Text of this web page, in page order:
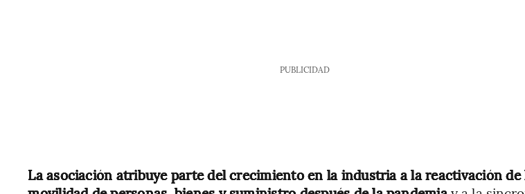
PUBLICIDAD
La asociación atribuye parte del crecimiento en la industria a la reactivación de